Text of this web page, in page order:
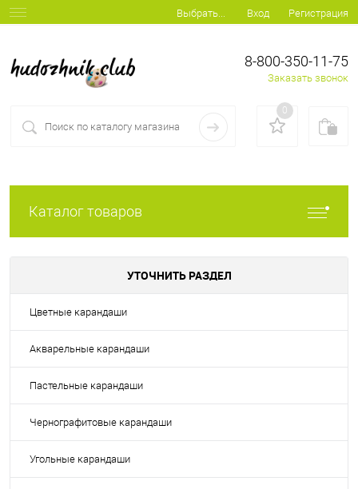
Выбрать... Вход Регистрация
8-800-350-11-75
Заказать звонок
0
Каталог товаров
УТОЧНИТЬ РАЗДЕЛ
Цветные карандаши
Акварельные карандаши
Пастельные карандаши
Чернографитовые карандаши
Угольные карандаши